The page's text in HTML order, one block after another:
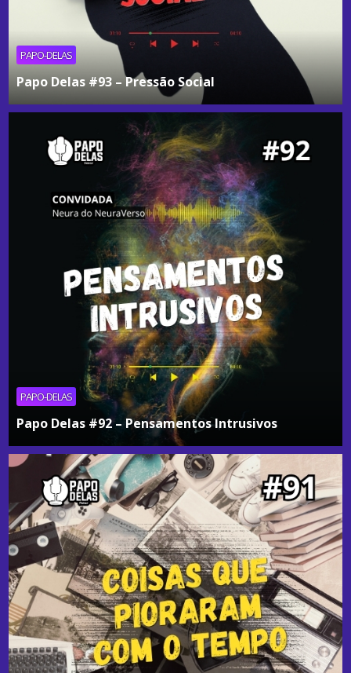
PAPO-DELAS
Papo Delas #93 – Pressão Social
PAPO-DELAS
Papo Delas #92 – Pensamentos Intrusivos